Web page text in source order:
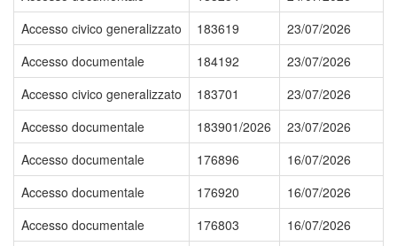
Accesso civico generalizzato
183619
23/07/2026
Accesso documentale
184192
23/07/2026
Accesso civico generalizzato
183701
23/07/2026
Accesso documentale
183901/2026
23/07/2026
Accesso documentale
176896
16/07/2026
Accesso documentale
176920
16/07/2026
Accesso documentale
176803
16/07/2026